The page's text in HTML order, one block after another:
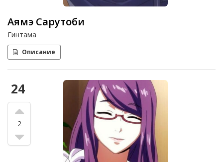
Аямэ Сарутоби
Гинтама
Описание
24
2